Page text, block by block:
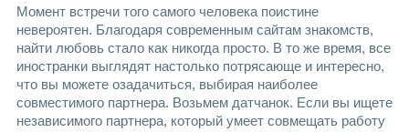
Момент встречи того самого человека поистине
невероятен. Благодаря современным сайтам знакомств,
найти любовь стало как никогда просто. В то же время, все
иностранки выглядят настолько потрясающе и интересно,
что вы можете озадачиться, выбирая наиболее
совместимого партнера. Возьмем датчанок. Если вы ищете
независимого партнера, который умеет совмещать работу